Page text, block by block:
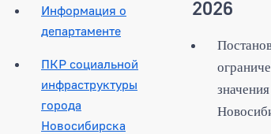
Информация о
департаменте
ПКР социальной
инфраструктуры
города
Новосибирска
2026